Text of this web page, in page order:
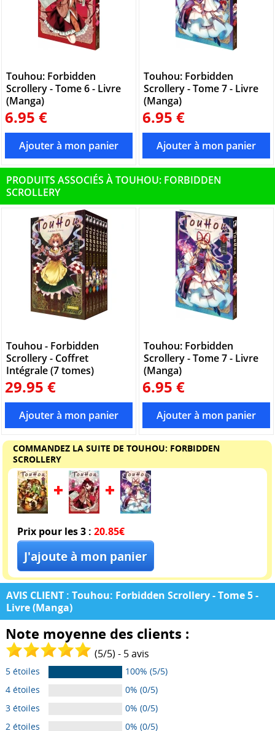
Touhou: Forbidden
Scrollery - Tome 6 - Livre
(Manga)
6.95 €
Touhou: Forbidden
Scrollery - Tome 7 - Livre
(Manga)
6.95 €
PRODUITS ASSOCIÉS À TOUHOU: FORBIDDEN
SCROLLERY
Touhou - Forbidden
Scrollery - Coffret
Intégrale (7 tomes)
29.95 €
Touhou: Forbidden
Scrollery - Tome 7 - Livre
(Manga)
6.95 €
COMMANDEZ LA SUITE DE TOUHOU: FORBIDDEN
SCROLLERY
Prix pour les 3 : 20.85€
AVIS CLIENT : Touhou: Forbidden Scrollery - Tome 5 -
Livre (Manga)
Note moyenne des clients :
(5/5) - 5avis
5 étoiles
100% (5/5)
4 étoiles
0% (0/5)
3 étoiles
0% (0/5)
2 étoiles
0% (0/5)